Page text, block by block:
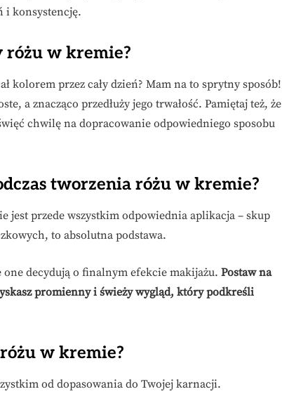
i konsystencję.
różu w kremie?
kolorem przez cały dzień? Mam na to sprytny sposób!
a znacząco przedłuży jego trwałość. Pamiętaj też, że
chwilę na dopracowanie odpowiedniego sposobu
tworzenia różu w kremie?
jest przede wszystkim odpowiednia aplikacja – skup
to absolutna podstawa.
one decydują o finalnym efekcie makijażu. Postaw na
promienny i świeży wygląd, który podkreśli
w kremie?
od dopasowania do Twojej karnacji.